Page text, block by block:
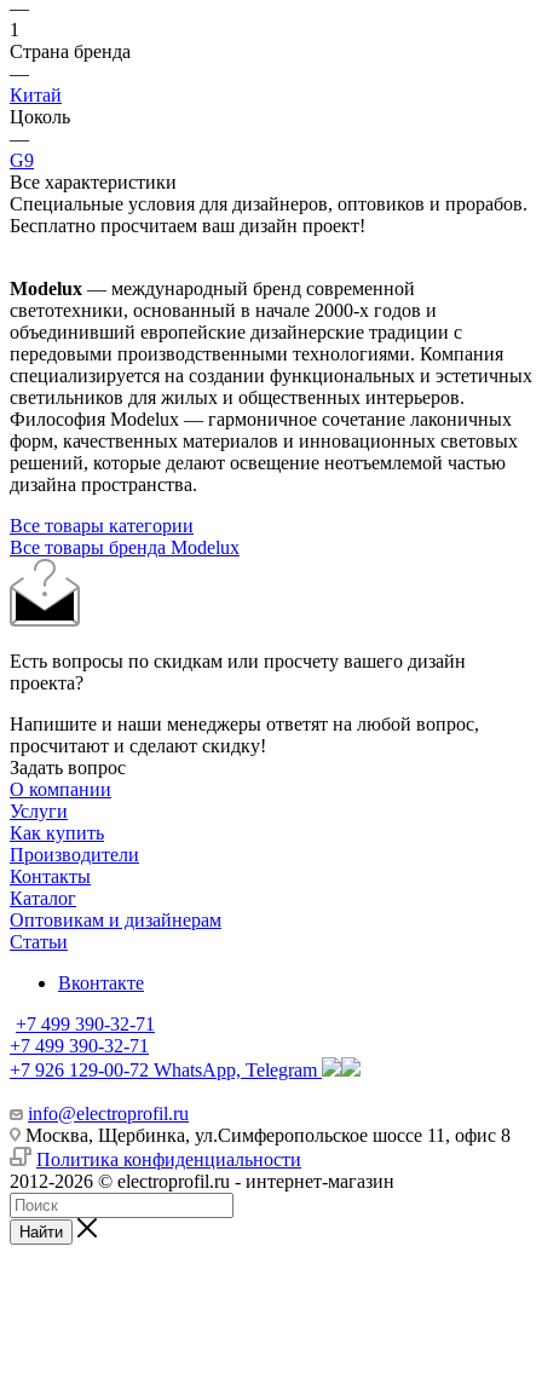
—
1
Страна бренда
—
Китай
Цоколь
—
G9
Все характеристики
Специальные условия для дизайнеров, оптовиков и прорабов.
Бесплатно просчитаем ваш дизайн проект!
Modelux — международный бренд современной
светотехники, основанный в начале 2000‑х годов и
объединивший европейские дизайнерские традиции с
передовыми производственными технологиями. Компания
специализируется на создании функциональных и эстетичных
светильников для жилых и общественных интерьеров.
Философия Modelux — гармоничное сочетание лаконичных
форм, качественных материалов и инновационных световых
решений, которые делают освещение неотъемлемой частью
дизайна пространства.
Все товары категории
Все товары бренда Modelux
Есть вопросы по скидкам или просчету вашего дизайн
проекта?
Напишите и наши менеджеры ответят на любой вопрос,
просчитают и сделают скидку!
Задать вопрос
О компании
Услуги
Как купить
Производители
Контакты
Каталог
Оптовикам и дизайнерам
Статьи
Вконтакте
+7 499 390-32-71
+7 499 390-32-71
+7 926 129-00-72 WhatsApp, Telegram
info@electroprofil.ru
Москва, Щербинка, ул.Симферопольское шоссе 11, офис 8
Политика конфиденциальности
2012-2026 © electroprofil.ru - интернет-магазин
Найти